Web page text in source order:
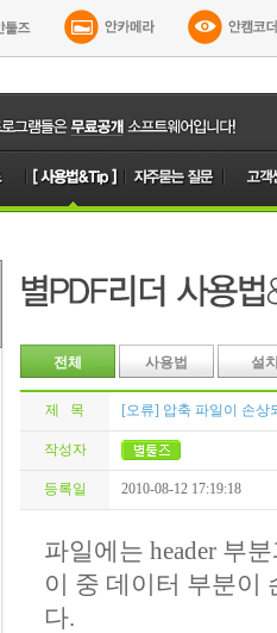
전체 사용법 설
제 목 [오류] 압축 파일이 손상
작성자
등록일 2010-08-12 17:19:18
파일에는 header 부
이 중 데이터 부분이
다.